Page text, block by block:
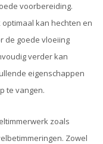
voorbereiding.
optimaal kan hechten en
de goede vloeiing
verder kan
eigenschappen
te vangen.
zoals
Zowel